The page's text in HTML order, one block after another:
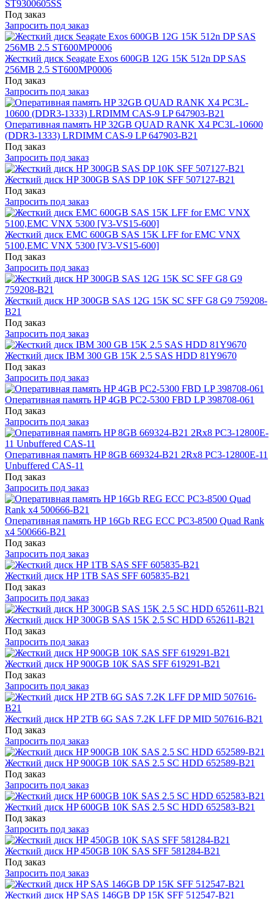
ST9300605SS
Под заказ
Запросить под заказ
Жесткий диск Seagate Exos 600GB 12G 15K 512n DP SAS
256MB 2.5 ST600MP0006
Под заказ
Запросить под заказ
Оперативная память HP 32GB QUAD RANK X4 PC3L-10600
(DDR3-1333) LRDIMM CAS-9 LP 647903-B21
Под заказ
Запросить под заказ
Жесткий диск HP 300GB SAS DP 10K SFF 507127-B21
Под заказ
Запросить под заказ
Жесткий диск EMC 600GB SAS 15K LFF for EMC VNX
5100,EMC VNX 5300 [V3-VS15-600]
Под заказ
Запросить под заказ
Жесткий диск HP 300GB SAS 12G 15K SC SFF G8 G9 759208-
B21
Под заказ
Запросить под заказ
Жесткий диск IBM 300 GB 15K 2.5 SAS HDD 81Y9670
Под заказ
Запросить под заказ
Оперативная память HP 4GB PC2-5300 FBD LP 398708-061
Под заказ
Запросить под заказ
Оперативная память HP 8GB 669324-B21 2Rx8 PC3-12800E-11
Unbuffered CAS-11
Под заказ
Запросить под заказ
Оперативная память HP 16Gb REG ECC PC3-8500 Quad Rank
x4 500666-B21
Под заказ
Запросить под заказ
Жесткий диск HP 1TB SAS SFF 605835-B21
Под заказ
Запросить под заказ
Жесткий диск HP 300GB SAS 15K 2.5 SC HDD 652611-B21
Под заказ
Запросить под заказ
Жесткий диск HP 900GB 10K SAS SFF 619291-B21
Под заказ
Запросить под заказ
Жесткий диск HP 2TB 6G SAS 7.2K LFF DP MID 507616-B21
Под заказ
Запросить под заказ
Жесткий диск HP 900GB 10K SAS 2.5 SC HDD 652589-B21
Под заказ
Запросить под заказ
Жесткий диск HP 600GB 10K SAS 2.5 SC HDD 652583-B21
Под заказ
Запросить под заказ
Жесткий диск HP 450GB 10K SAS SFF 581284-B21
Под заказ
Запросить под заказ
Жесткий диск HP SAS 146GB DP 15K SFF 512547-B21